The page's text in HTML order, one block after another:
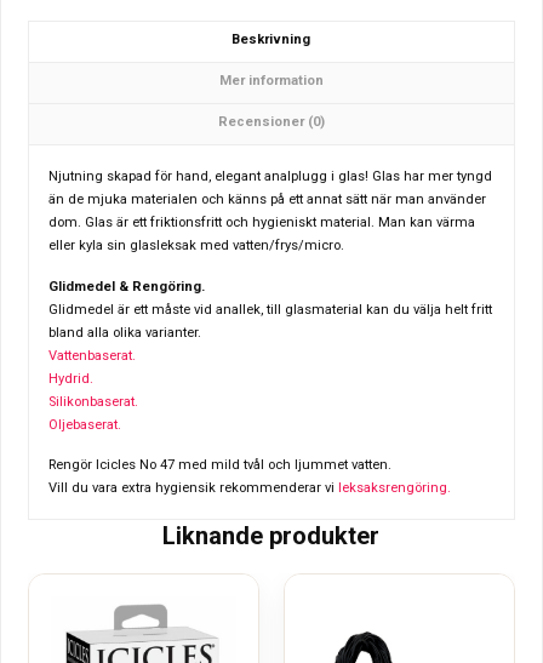
Beskrivning
Mer information
Recensioner (0)
Njutning skapad för hand, elegant analplugg i glas! Glas har mer tyngd
än de mjuka materialen och känns på ett annat sätt när man använder
dom. Glas är ett friktionsfritt och hygieniskt material. Man kan värma
eller kyla sin glasleksak med vatten/frys/micro.
Glidmedel & Rengöring.
Glidmedel är ett måste vid anallek, till glasmaterial kan du välja helt fritt
bland alla olika varianter.
Vattenbaserat.
Hydrid.
Silikonbaserat.
Oljebaserat.
Rengör Icicles No 47 med mild tvål och ljummet vatten.
Vill du vara extra hygiensik rekommenderar vi
leksaksrengöring.
Liknande produkter